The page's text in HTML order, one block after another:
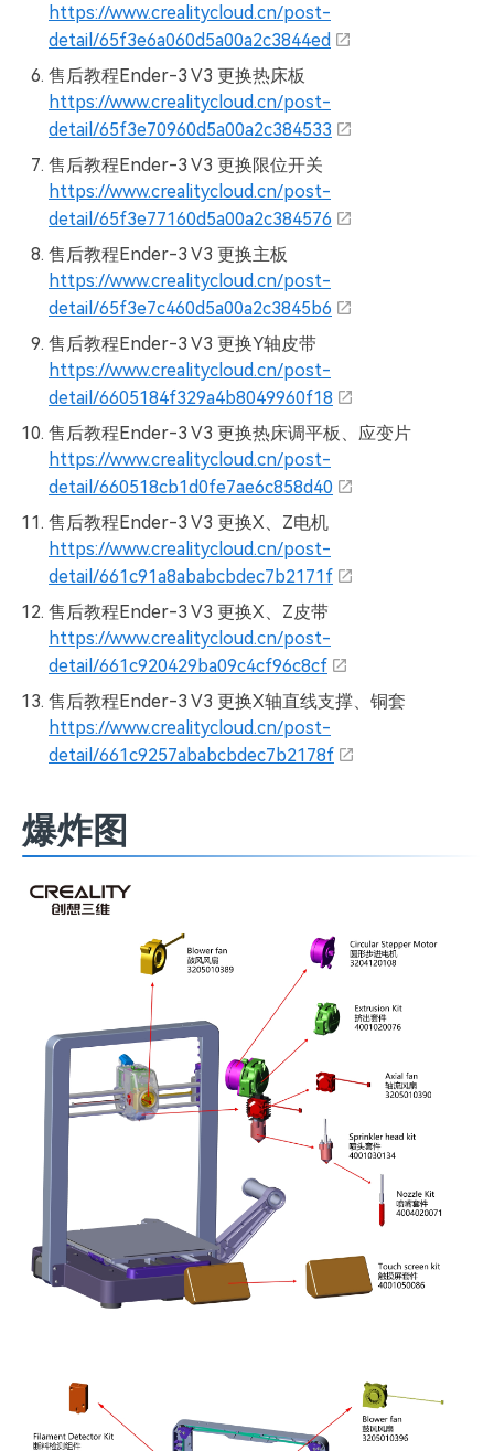
https://www.crealitycloud.cn/post-
detail/65f3e6a060d5a00a2c3844ed
售后教程Ender-3 V3 更换热床板
https://www.crealitycloud.cn/post-
detail/65f3e70960d5a00a2c384533
售后教程Ender-3 V3 更换限位开关
https://www.crealitycloud.cn/post-
detail/65f3e77160d5a00a2c384576
售后教程Ender-3 V3 更换主板
https://www.crealitycloud.cn/post-
detail/65f3e7c460d5a00a2c3845b6
售后教程Ender-3 V3 更换Y轴皮带
https://www.crealitycloud.cn/post-
detail/6605184f329a4b8049960f18
售后教程Ender-3 V3 更换热床调平板、应变片
https://www.crealitycloud.cn/post-
detail/660518cb1d0fe7ae6c858d40
售后教程Ender-3 V3 更换X、Z电机
https://www.crealitycloud.cn/post-
detail/661c91a8ababcbdec7b2171f
售后教程Ender-3 V3 更换X、Z皮带
https://www.crealitycloud.cn/post-
detail/661c920429ba09c4cf96c8cf
售后教程Ender-3 V3 更换X轴直线支撑、铜套
https://www.crealitycloud.cn/post-
detail/661c9257ababcbdec7b2178f
爆炸图